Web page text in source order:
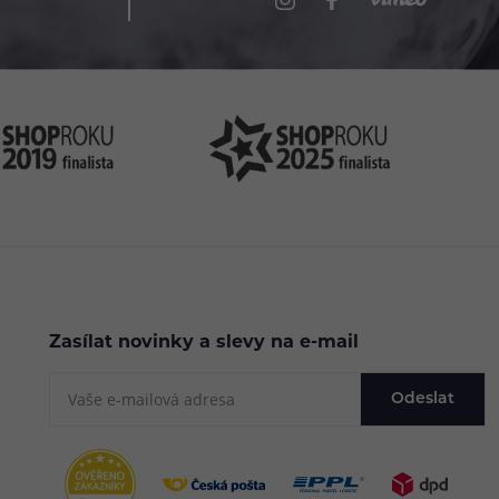
Zasílat novinky a slevy na e-mail
Odeslat